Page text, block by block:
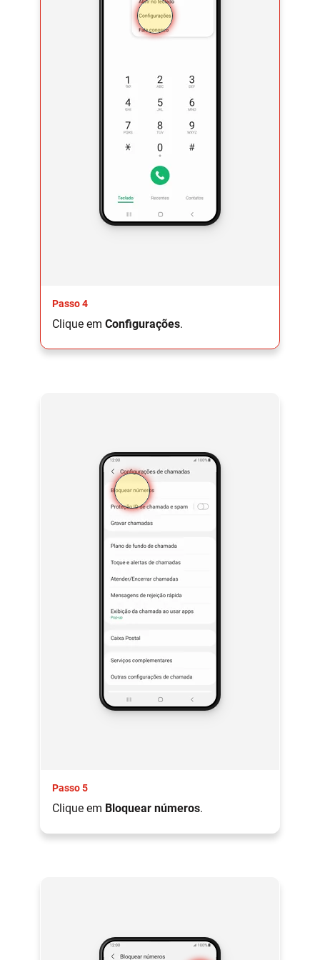
Passo 4
Clique em Configurações.
Passo 5
Clique em Bloquear números.